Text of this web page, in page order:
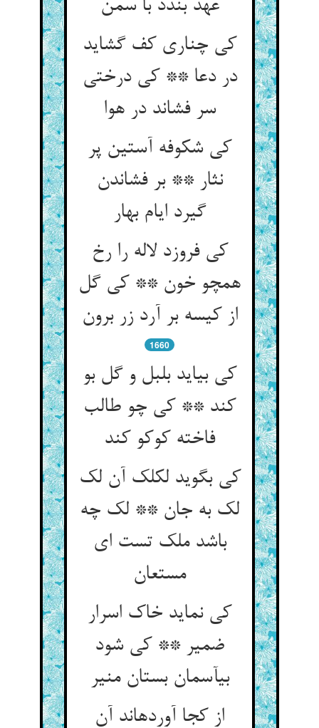
عهد بندد با سمن‏
کی چناری کف گشاید
در دعا ** کی درختی
سر فشاند در هوا
کی شکوفه آستین پر
نثار ** بر فشاندن
گیرد ایام بهار
کی فروزد لاله را رخ
همچو خون ** کی گل
از کیسه بر آرد زر برون‏
1660
کی بیاید بلبل و گل بو
کند ** کی چو طالب
فاخته کوکو کند
کی بگوید لکلک آن لک
لک به جان ** لک چه
باشد ملک تست ای
مستعان‏
کی نماید خاک اسرار
ضمیر ** کی شود
بی‏آسمان بستان منیر
از کجا آورده‏اند آن